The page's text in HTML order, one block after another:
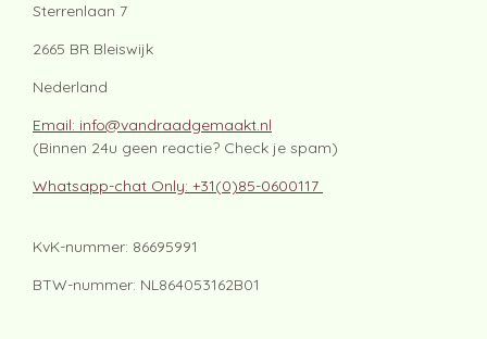
Sterrenlaan 7
2665 BR Bleiswijk
Nederland
Email: info@vandraadgemaakt.nl
(Binnen 24u geen reactie? Check je spam)
Whatsapp-chat Only: +31(0)85-0600117
KvK-nummer: 86695991
BTW-nummer: NL864053162B01